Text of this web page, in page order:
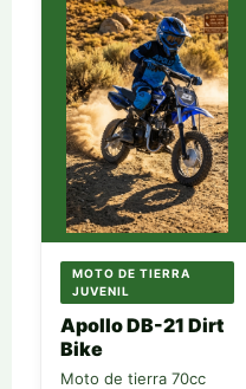
MOTO DE TIERRA
JUVENIL
Apollo DB-21 Dirt
Bike
Moto de tierra 70cc